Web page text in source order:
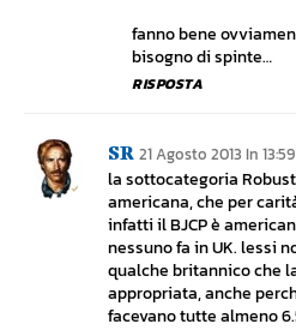
fanno bene
bisogno di spinte…
RISPOSTA
SR 21 Agosto 2013 In 13:59
la sottocategoria
americana, che per
infatti il BJCP è
nessuno fa in UK. lessi
qualche britannico che
appropriata, anche
facevano tutte almeno